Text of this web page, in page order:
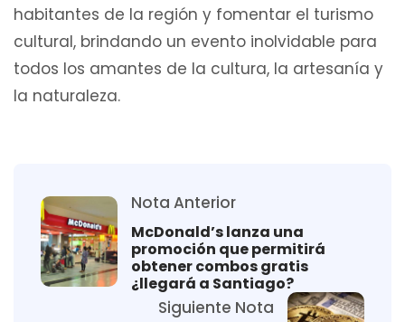
habitantes de la región y fomentar el turismo
cultural, brindando un evento inolvidable para
todos los amantes de la cultura, la artesanía y
la naturaleza.
Nota Anterior
McDonald’s lanza una
promoción que permitirá
obtener combos gratis
¿llegará a Santiago?
Siguiente Nota